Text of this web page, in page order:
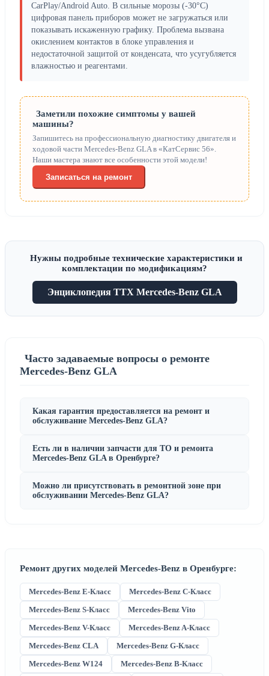
CarPlay/Android Auto. В сильные морозы (-30°C)
цифровая панель приборов может не загружаться или
показывать искаженную графику. Проблема вызвана
окислением контактов в блоке управления и
недостаточной защитой от конденсата, что усугубляется
влажностью и реагентами.
Заметили похожие симптомы у вашей
машины?
Запишитесь на профессиональную диагностику двигателя и
ходовой части Mercedes-Benz GLA в «КатСервис 56».
Наши мастера знают все особенности этой модели!
Записаться на ремонт
Нужны подробные технические характеристики и
комплектации по модификациям?
Энциклопедия ТТХ Mercedes-Benz GLA
Часто задаваемые вопросы о ремонте
Mercedes-Benz GLA
Какая гарантия предоставляется на ремонт и
обслуживание Mercedes-Benz GLA?
Есть ли в наличии запчасти для ТО и ремонта
Mercedes-Benz GLA в Оренбурге?
Можно ли присутствовать в ремонтной зоне при
обслуживании Mercedes-Benz GLA?
Ремонт других моделей Mercedes-Benz в Оренбурге:
Mercedes-Benz E-Класс
Mercedes-Benz C-Класс
Mercedes-Benz S-Класс
Mercedes-Benz Vito
Mercedes-Benz V-Класс
Mercedes-Benz A-Класс
Mercedes-Benz CLA
Mercedes-Benz G-Класс
Mercedes-Benz W124
Mercedes-Benz B-Класс